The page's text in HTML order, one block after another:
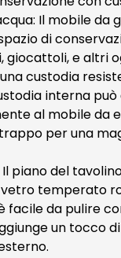
Il mobile da
di
giocattoli, e altri
custodia
interna può
al mobile da
per una
piano del
temperato
facile da pulire
un tocco